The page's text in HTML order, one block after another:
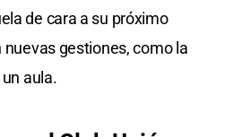
de cara a su próximo
gestiones, como la
aula.